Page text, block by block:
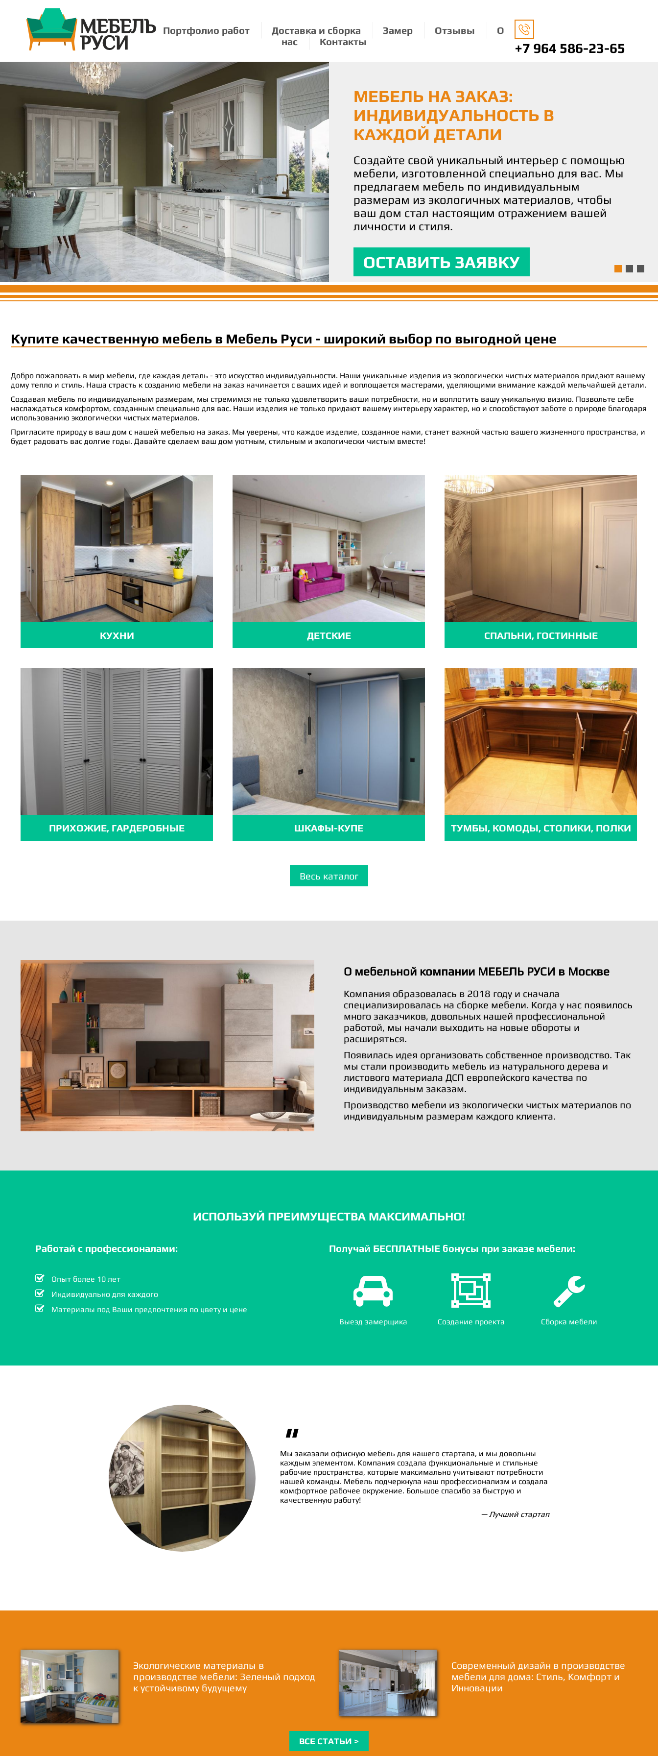
Портфолио работ Доставка и сборка Замер Отзывы
О
нас
Контакты +7 964 586-23-65
МЕБЕЛЬ НА ЗАКАЗ:
ИНДИВИДУАЛЬНОСТЬ В
КАЖДОЙ ДЕТАЛИ
Создайте свой уникальный интерьер с помощью
мебели, изготовленной специально для вас. Мы
предлагаем мебель по индивидуальным
размерам из экологичных материалов, чтобы
ваш дом стал настоящим отражением вашей
личности и стиля.
ОСТАВИТЬ ЗАЯВКУ
ЭКОЛОГИЧНАЯ МЕБЕЛЬ: ЗАБОТА
О ПРИРОДЕ И ВАШЕМ КОМФОРТЕ
Мы бережно относимся к окружающей среде,
используя только экологически чистые
материалы для изготовления нашей мебели.
Наши изделия не только придают вашему дому
уют и стиль, но и помогают заботиться о нашей
планете.
ОСТАВИТЬ ЗАЯВКУ
МЕБЕЛЬ ПО ВАШЕМУ ВКУСУ И
РАЗМЕРУ: КОМФОРТ И
УДОВОЛЬСТВИЕ
С нами вы получаете не просто мебель, а
истинное удовольствие от процесса создания.
Наша команда искусных мастеров готова
воплотить ваши идеи и желания в реальность,
чтобы каждая деталь мебели соответствовала
вашим ожиданиям и предоставляла
ОСТАВИТЬ ЗАЯВКУ
Купите качественную мебель в Мебель Руси - широкий выбор по выгодной цене
Добро пожаловать в мир мебели, где каждая деталь - это искусство индивидуальности. Наши уникальные изделия из экологически чистых материалов придают вашему
дому тепло и стиль. Наша страсть к созданию мебели на заказ начинается с ваших идей и воплощается мастерами, уделяющими внимание каждой мельчайшей детали.
Создавая мебель по индивидуальным размерам, мы стремимся не только удовлетворить ваши потребности, но и воплотить вашу уникальную визию. Позвольте себе
наслаждаться комфортом, созданным специально для вас. Наши изделия не только придают вашему интерьеру характер, но и способствуют заботе о природе благодаря
использованию экологически чистых материалов.
Пригласите природу в ваш дом с нашей мебелью на заказ. Мы уверены, что каждое изделие, созданное нами, станет важной частью вашего жизненного пространства, и
будет радовать вас долгие годы. Давайте сделаем ваш дом уютным, стильным и экологически чистым вместе!
КУХНИ ДЕТСКИЕ СПАЛЬНИ, ГОСТИННЫЕ
ПРИХОЖИЕ, ГАРДЕРОБНЫЕ ШКАФЫ-КУПЕ ТУМБЫ, КОМОДЫ, СТОЛИКИ, ПОЛКИ
Весь каталог
О мебельной компании МЕБЕЛЬ РУСИ в Москве
Компания образовалась в 2018 году и сначала
специализировалась на сборке мебели. Когда у нас появилось
много заказчиков, довольных нашей профессиональной
работой, мы начали выходить на новые обороты и
расширяться.
Появилась идея организовать собственное производство. Так
мы стали производить мебель из натурального дерева и
листового материала ДСП европейского качества по
индивидуальным заказам.
Производство мебели из экологически чистых материалов по
индивидуальным размерам каждого клиента.
ИСПОЛЬЗУЙ ПРЕИМУЩЕСТВА МАКСИМАЛЬНО!
Работай с профессионалами:
Опыт более 10 лет
Индивидуально для каждого
Материалы под Ваши предпочтения по цвету и цене
Получай БЕСПЛАТНЫЕ бонусы при заказе мебели:
Выезд замерщика Создание проекта Сборка мебели
"
Мы заказали офисную мебель для нашего стартапа, и мы довольны
каждым элементом. Компания создала функциональные и стильные
рабочие пространства, которые максимально учитывают потребности
нашей команды. Мебель подчеркнула наш профессионализм и создала
комфортное рабочее окружение. Большое спасибо за быструю и
качественную работу!
— Лучший стартап
Экологические материалы в
производстве мебели: Зеленый подход
к устойчивому будущему
Современный дизайн в производстве
мебели для дома: Стиль, Комфорт и
Инновации
ВСЕ СТАТЬИ >